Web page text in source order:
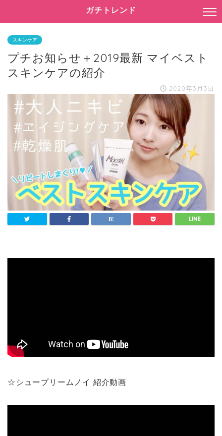
ガチトレンド
スキンケア
プチお知らせ＋2019最新 マイベスト
スキンケアの紹介
2020年3月3日
☆シュープリームノイ 紹介動画